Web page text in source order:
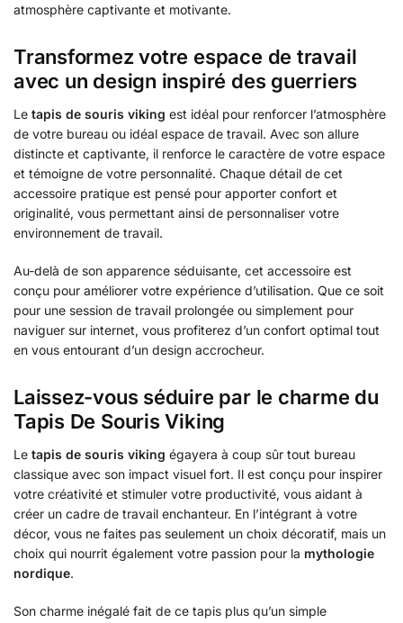
atmosphère captivante et motivante.
Transformez votre espace de travail
avec un design inspiré des guerriers
Le tapis de souris viking est idéal pour renforcer l’atmosphère
de votre bureau ou idéal espace de travail. Avec son allure
distincte et captivante, il renforce le caractère de votre espace
et témoigne de votre personnalité. Chaque détail de cet
accessoire pratique est pensé pour apporter confort et
originalité, vous permettant ainsi de personnaliser votre
environnement de travail.
Au-delà de son apparence séduisante, cet accessoire est
conçu pour améliorer votre expérience d’utilisation. Que ce soit
pour une session de travail prolongée ou simplement pour
naviguer sur internet, vous profiterez d’un confort optimal tout
en vous entourant d’un design accrocheur.
Laissez-vous séduire par le charme du
Tapis De Souris Viking
Le tapis de souris viking égayera à coup sûr tout bureau
classique avec son impact visuel fort. Il est conçu pour inspirer
votre créativité et stimuler votre productivité, vous aidant à
créer un cadre de travail enchanteur. En l’intégrant à votre
décor, vous ne faites pas seulement un choix décoratif, mais un
choix qui nourrit également votre passion pour la mythologie
nordique.
Son charme inégalé fait de ce tapis plus qu’un simple